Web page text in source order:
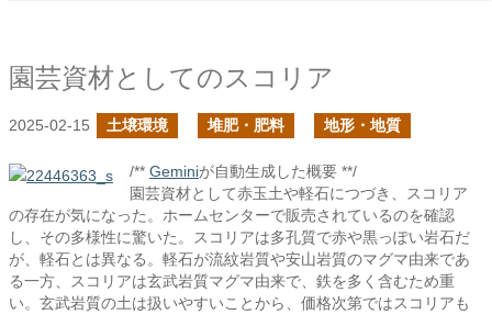
園芸資材としてのスコリア
2025-02-15 土壌環境 堆肥・肥料 地形・地質
/** Geminiが自動生成した概要 **/
園芸資材として赤玉土や軽石につづき、スコリア
の存在が気になった。ホームセンターで販売されているのを確認
し、その多様性に驚いた。スコリアは多孔質で赤や黒っぽい岩石だ
が、軽石とは異なる。軽石が流紋岩質や安山岩質のマグマ由来であ
る一方、スコリアは玄武岩質マグマ由来で、鉄を多く含むため重
い。玄武岩質の土は扱いやすいことから、価格次第ではスコリアも